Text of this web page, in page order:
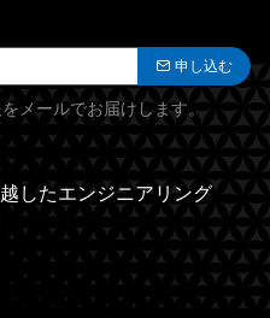
申し込む
メールでお届けします。
したエンジニアリング